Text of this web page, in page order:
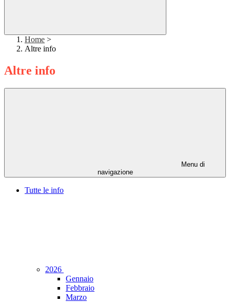
Home >
Altre info
Altre info
Menu di
navigazione
Tutte le info
2026
Gennaio
Febbraio
Marzo